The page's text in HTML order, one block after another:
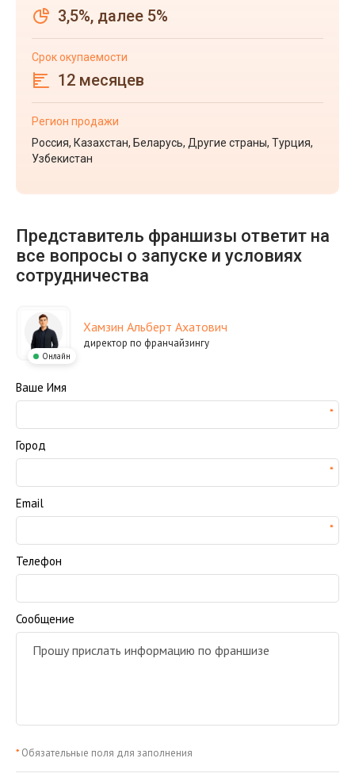
3,5%, далее 5%
Срок окупаемости
12 месяцев
Регион продажи
Россия, Казахстан, Беларусь, Другие страны, Турция,
Узбекистан
Представитель франшизы ответит на
все вопросы о запуске и условиях
сотрудничества
Онлайн
Хамзин Альберт Ахатович
директор по франчайзингу
Ваше Имя
Город
Email
Телефон
Сообщение
* Обязательные поля для заполнения